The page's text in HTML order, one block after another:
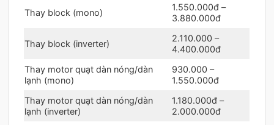
Thay block (mono)
1.550.000đ –
3.880.000đ
Thay block (inverter)
2.110.000 –
4.400.000đ
Thay motor quạt dàn nóng/dàn
lạnh (mono)
930.000 –
1.550.000đ
Thay motor quạt dàn nóng/dàn
lạnh (inverter)
1.180.000đ –
2.000.000đ